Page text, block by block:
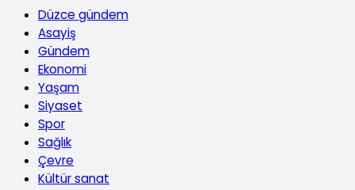
Düzce gündem
Asayiş
Gündem
Ekonomi
Yaşam
Siyaset
Spor
Sağlık
Çevre
Kültür sanat